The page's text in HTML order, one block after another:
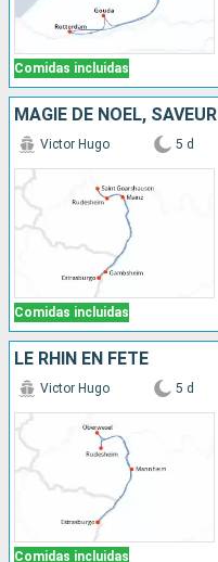
Comidas incluidas
Comidas incluidas
Victor Hugo 5 d
LE RHIN EN FÊTE
Comidas incluidas
Victor Hugo 5 d